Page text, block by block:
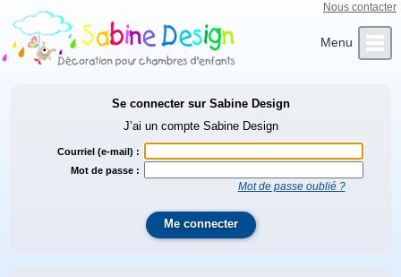
Nous contacter
Se connecter sur Sabine Design
J’ai un compte Sabine Design
Courriel (e-mail) :
Mot de passe :
Mot de passe oublié ?
Me connecter